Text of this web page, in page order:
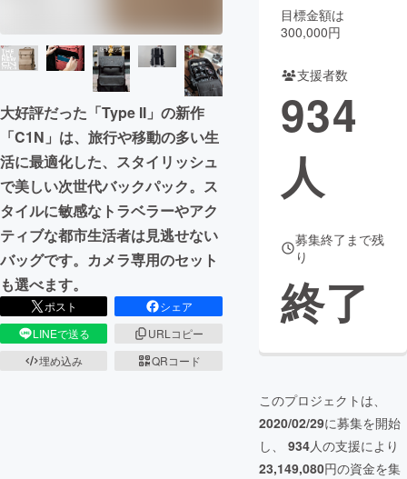
コミュニティ
大好評だった「Type II」の新作
「C1N」は、旅行や移動の多い生
活に最適化した、スタイリッシュ
で美しい次世代バックパック。ス
タイルに敏感なトラベラーやアク
ティブな都市生活者は見逃せない
バッグです。カメラ専用のセット
も選べます。
ポスト
シェア
LINEで送る
URLコピー
埋め込み
QRコード
目標金額は
300,000円
支援者数
934
人
募集終了まで残
り
終了
このプロジェクトは、
2020/02/29に募集を開始
し、 934人の支援により
23,149,080円の資金を集